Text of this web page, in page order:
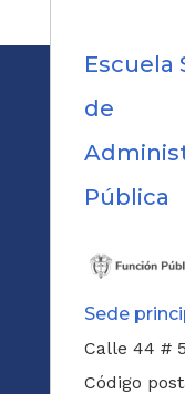
Escuela
de
Pública
Sede
Calle 44 #
Código